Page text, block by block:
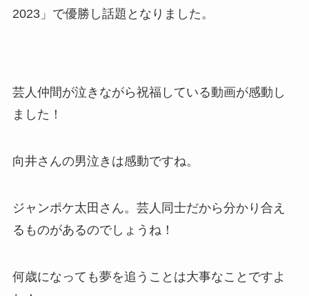
2023」で優勝し話題となりました。
芸人仲間が泣きながら祝福している動画が感動し
ました！
向井さんの男泣きは感動ですね。
ジャンポケ太田さん。芸人同士だから分かり合え
るものがあるのでしょうね！
何歳になっても夢を追うことは大事なことですよ